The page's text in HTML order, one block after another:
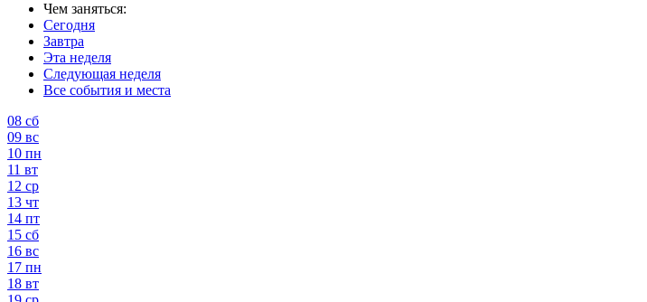
Чем заняться:
Сегодня
Завтра
Эта неделя
Следующая неделя
Все события и места
08 сб
09 вс
10 пн
11 вт
12 ср
13 чт
14 пт
15 сб
16 вс
17 пн
18 вт